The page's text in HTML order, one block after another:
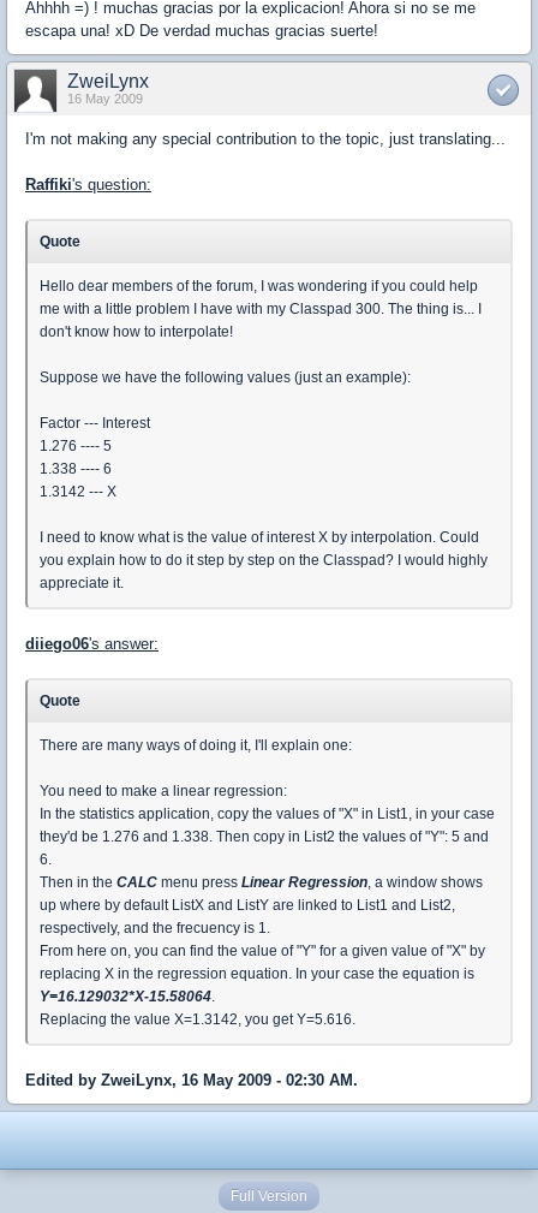
Ahhhh =) ! muchas gracias por la explicacion! Ahora si no se me
escapa una! xD De verdad muchas gracias suerte!
ZweiLynx
16 May 2009
I'm not making any special contribution to the topic, just translating...
Raffiki's question:
Quote
Hello dear members of the forum, I was wondering if you could help
me with a little problem I have with my Classpad 300. The thing is... I
don't know how to interpolate!
Suppose we have the following values (just an example):
Factor --- Interest
1.276 ---- 5
1.338 ---- 6
1.3142 --- X
I need to know what is the value of interest X by interpolation. Could
you explain how to do it step by step on the Classpad? I would highly
appreciate it.
diiego06's answer:
Quote
There are many ways of doing it, I'll explain one:
You need to make a linear regression:
In the statistics application, copy the values of "X" in List1, in your case
they'd be 1.276 and 1.338. Then copy in List2 the values of "Y": 5 and
6.
Then in the CALC menu press Linear Regression, a window shows
up where by default ListX and ListY are linked to List1 and List2,
respectively, and the frecuency is 1.
From here on, you can find the value of "Y" for a given value of "X" by
replacing X in the regression equation. In your case the equation is
Y=16.129032*X-15.58064.
Replacing the value X=1.3142, you get Y=5.616.
Edited by ZweiLynx, 16 May 2009 - 02:30 AM.
Full Version